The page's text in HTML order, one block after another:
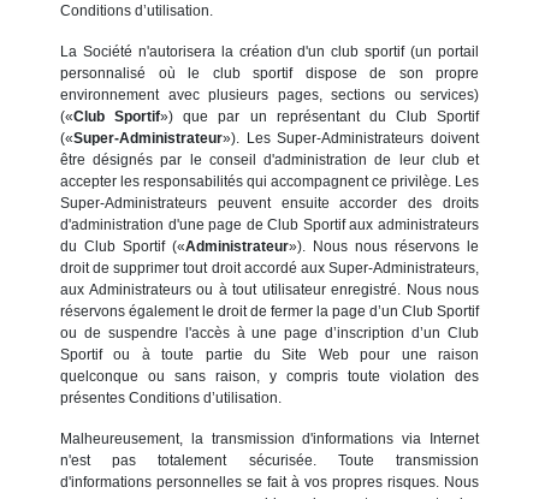
Conditions d’utilisation.
La Société n'autorisera la création d'un club sportif (un portail
personnalisé où le club sportif dispose de son propre
environnement avec plusieurs pages, sections ou services)
(«Club Sportif») que par un représentant du Club Sportif
(«Super-Administrateur»). Les Super-Administrateurs doivent
être désignés par le conseil d'administration de leur club et
accepter les responsabilités qui accompagnent ce privilège. Les
Super-Administrateurs peuvent ensuite accorder des droits
d'administration d'une page de Club Sportif aux administrateurs
du Club Sportif («Administrateur»). Nous nous réservons le
droit de supprimer tout droit accordé aux Super-Administrateurs,
aux Administrateurs ou à tout utilisateur enregistré. Nous nous
réservons également le droit de fermer la page d’un Club Sportif
ou de suspendre l'accès à une page d’inscription d’un Club
Sportif ou à toute partie du Site Web pour une raison
quelconque ou sans raison, y compris toute violation des
présentes Conditions d’utilisation.
Malheureusement, la transmission d'informations via Internet
n'est pas totalement sécurisée. Toute transmission
d'informations personnelles se fait à vos propres risques. Nous